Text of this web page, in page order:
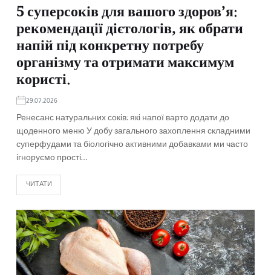
5 суперсоків для вашого здоров’я:
рекомендації дієтологів, як обрати
напій під конкретну потребу
організму та отримати максимум
користі.
29.07.2026
Ренесанс натуральних соків: які напої варто додати до
щоденного меню У добу загального захоплення складними
суперфудами та біологічно активними добавками ми часто
ігноруємо прості…
ЧИТАТИ